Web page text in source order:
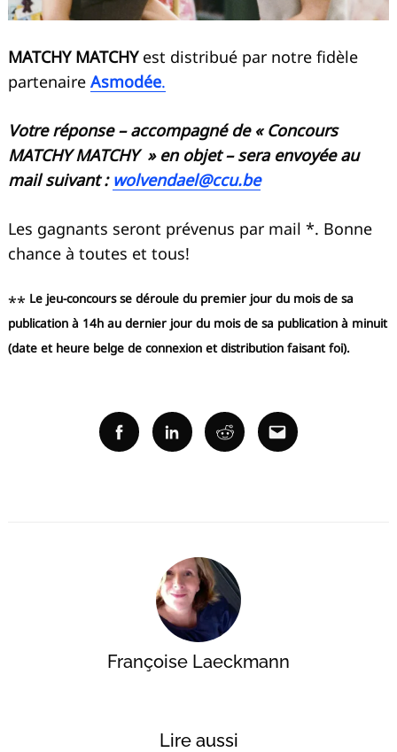
MATCHY MATCHYest distribué par notre fidèle
partenaire Asmodée.
Votre réponse – accompagné de « Concours
MATCHY MATCHY » en objet – sera envoyée au
mail suivant : wolvendael@ccu.be
Les gagnants seront prévenus par mail *. Bonne
chance à toutes et tous!
** Le jeu-concours se déroule du premier jour du mois de sa
publication à 14h au dernier jour du mois de sa publication à minuit
(date et heure belge de connexion et distribution faisant foi).
FacebookLinkedinRedditEmail
Françoise Laeckmann
Lire aussi